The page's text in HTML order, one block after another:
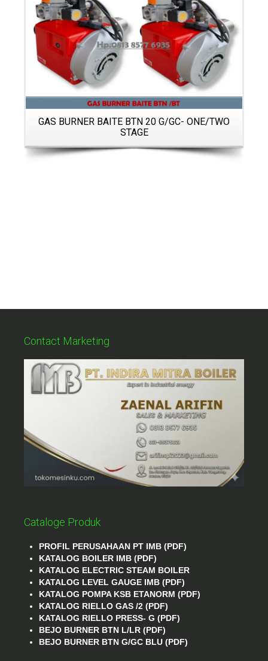
GAS BURNER BAITE BTN 20 G/GC- ONE/TWO
STAGE
Contact Marketing
Cataloge Produk
PROFIL PERUSAHAAN PT IMB (PDF)
KATALOG BOILER IMB (PDF)
KATALOG ELECTRIC STEAM BOILER
KATALOG LEVEL GAUGE IMB (PDF)
KATALOG POMPA KSB ETANORM (PDF)
KATALOG RIELLO GAS /2 (PDF)
KATALOG RIELLO PRESS- G (PDF)
BEJO BURNER BTN L/LR (PDF)
BEJO BURNER BTN G/GC BLU (PDF)